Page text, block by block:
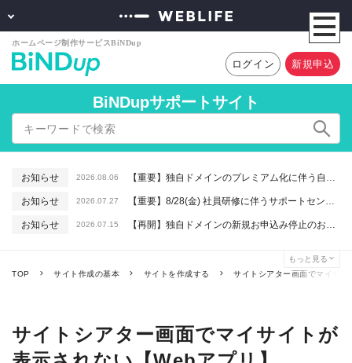
ログイン 新規申込
BiNDupサポートサイト
お知らせ 2026.08.06 【重要】独自ドメインのプレミアム化に伴う自動更新に関するお知らせ
お知らせ 2026.07.27 【重要】8/28(金) 社員研修に伴うサポートセンター休業のお知らせ
お知らせ 2026.07.15 【再開】独自ドメインの新規お申込み停止のお知らせ
もっと見る
TOP サイト作成の基本 サイトを作成する サイトシアター画面でマイサ
サイトシアター画面でマイサイトが